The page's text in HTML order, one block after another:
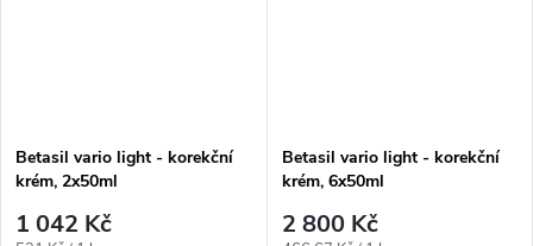
Betasil vario light - korekční
krém, 2x50ml
1 042 Kč
Betasil vario light - korekční
krém, 6x50ml
2 800 Kč